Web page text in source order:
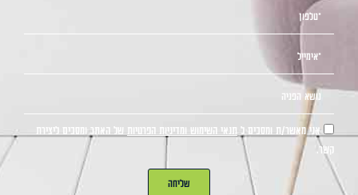
אני מאשר/ת ומסכים ל תנאי השימוש ומדיניות הפרטיות של האתר ומסכים ליצירת
קשר.
שליחה